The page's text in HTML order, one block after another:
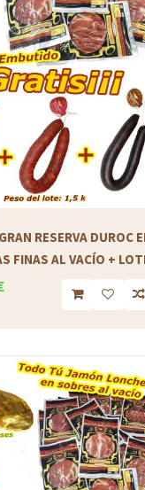
RESERVA DUROC
FINAS AL VACÍO +